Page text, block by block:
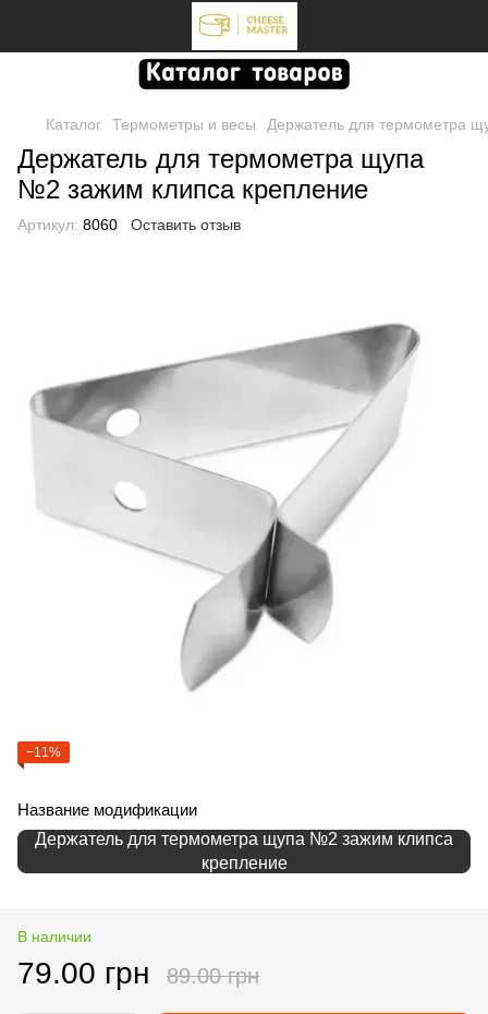
Каталог Термометры и весы Держатель для термометра
Держатель для термометра щупа
№2 зажим клипса крепление
Артикул: 8060 Оставить отзыв
−11%
Название модификации
Держатель для термометра щупа №2 зажим клипса
крепление
В наличии
79.00 грн 89.00 грн